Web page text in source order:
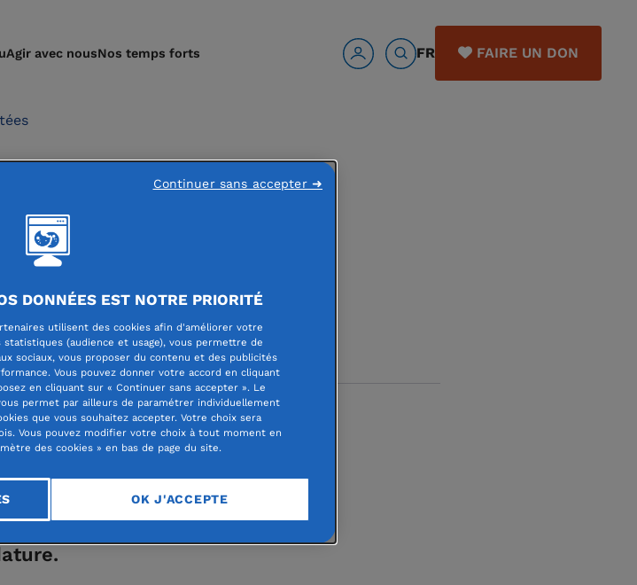
Agir avec nousNos temps forts FR FAIRE UN DON
lance l’édition
Tour »
au service d’un
la France pour leur
projets et les aider à
DONNÉES EST NOTRE PRIORITÉ
utilisent des cookies afin d'améliorer votre
(audience et usage), vous permettre de
sociaux, vous proposer du contenu et des publicités
Vous pouvez donner votre accord en cliquant
en cliquant sur « Continuer sans accepter ». Le
permet par ailleurs de paramétrer individuellement
que vous souhaitez accepter. Votre choix sera
Vous pouvez modifier votre choix à tout moment en
des cookies » en bas de page du site.
OK J'ACCEPTE
Continuer sans accepter ➜